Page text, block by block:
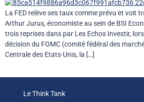
La FED relève ses taux comme prévu et voit
Arthur Jurus, économiste au sein de BSI
trois reprises dans par Les Echos Investir,
décision du FOMC (comité fédéral des
Centrale des Etats-Unis, la […]
Le Think Tank